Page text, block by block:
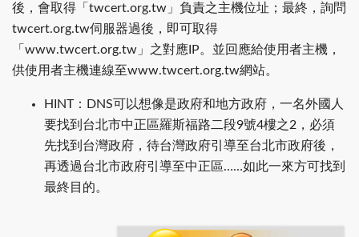
後，會取得「twcert.org.tw」負責之主機位址；最終，詢問
twcert.org.tw伺服器過後，即可取得
「www.twcert.org.tw」之對應IP。並回應給使用者主機，
供使用者主機連線至www.twcert.org.tw網站。
HINT：DNS可以想像是政府和地方政府，一名外國人
要找到台北市中正區羅斯福路二段9號4樓之2，必須
先找到台灣政府，待台灣政府引導至台北市政府後，
再透過台北市政府引導至中正區……如此一來方可找到
最終目的。